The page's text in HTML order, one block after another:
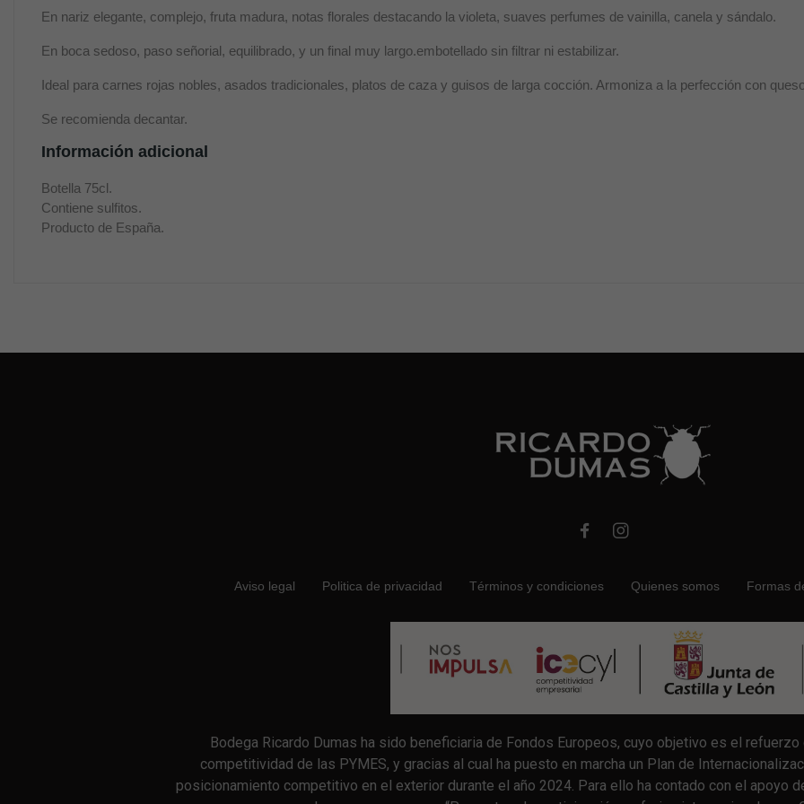
En nariz elegante, complejo, fruta madura, notas florales destacando la violeta, suaves perfumes de vainilla, canela y sándalo.
En boca sedoso, paso señorial, equilibrado, y un final muy largo.embotellado sin filtrar ni estabilizar.
Ideal para carnes rojas nobles, asados tradicionales, platos de caza y guisos de larga cocción. Armoniza a la perfección con
Se recomienda decantar.
Información adicional
Botella 75cl.
Contiene sulfitos.
Producto de España.
Aviso legal Politica de privacidad Términos y condiciones Quienes somos Formas
Bodega Ricardo Dumas ha sido beneficiaria de Fondos Europeos, cuyo objetivo es el
competitividad de las PYMES, y gracias al cual ha puesto en marcha un Plan de
posicionamiento competitivo en el exterior durante el año 2024. Para ello ha contado con el apoyo